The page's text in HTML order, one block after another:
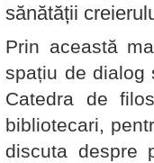
sănătății
Prin această
spațiu de dialog
Catedra de
bibliotecari,
discuta despre